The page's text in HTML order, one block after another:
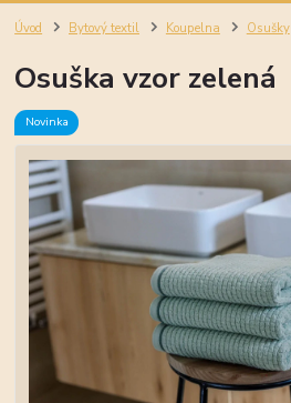
Úvod Bytový textil Koupelna Osušky
Osuška vzor zelená
Novinka